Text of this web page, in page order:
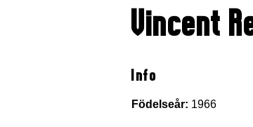
Vincent
Info
Födelseår: 1966